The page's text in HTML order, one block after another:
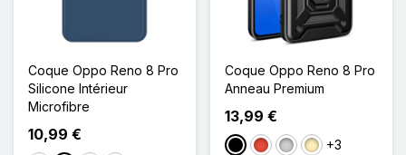
Coque Oppo Reno 8 Pro
Silicone Intérieur
Microfibre
10,99 €
Coque Oppo Reno 8 Pro
Anneau Premium
13,99 €
NoirRougeArgenté
Doré+3